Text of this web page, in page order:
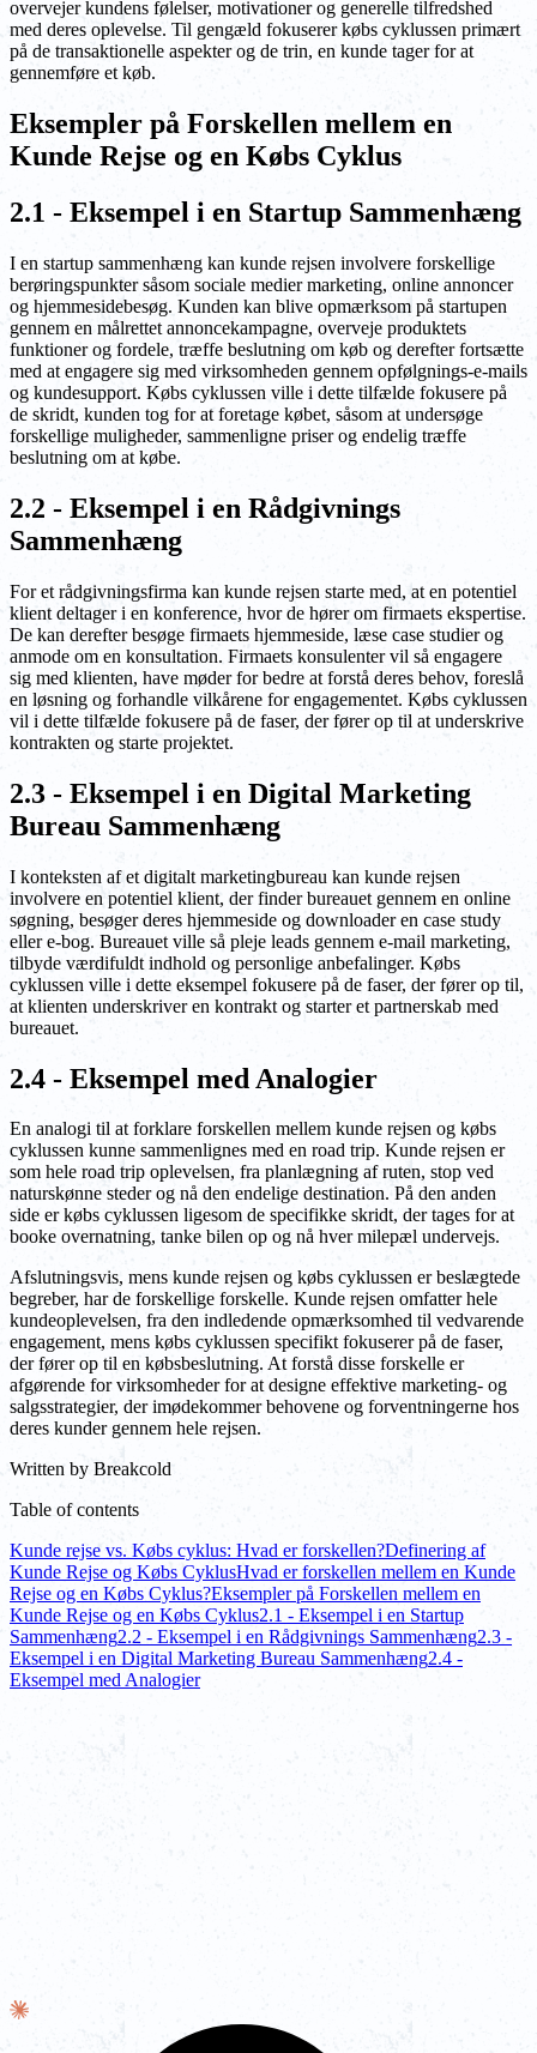
overvejer kundens følelser, motivationer og generelle tilfredshed
med deres oplevelse. Til gengæld fokuserer købs cyklussen primært
på de transaktionelle aspekter og de trin, en kunde tager for at
gennemføre et køb.
Eksempler på Forskellen mellem en
Kunde Rejse og en Købs Cyklus
2.1 - Eksempel i en Startup Sammenhæng
I en startup sammenhæng kan kunde rejsen involvere forskellige
berøringspunkter såsom sociale medier marketing, online annoncer
og hjemmesidebesøg. Kunden kan blive opmærksom på startupen
gennem en målrettet annoncekampagne, overveje produktets
funktioner og fordele, træffe beslutning om køb og derefter fortsætte
med at engagere sig med virksomheden gennem opfølgnings-e-mails
og kundesupport. Købs cyklussen ville i dette tilfælde fokusere på
de skridt, kunden tog for at foretage købet, såsom at undersøge
forskellige muligheder, sammenligne priser og endelig træffe
beslutning om at købe.
2.2 - Eksempel i en Rådgivnings
Sammenhæng
For et rådgivningsfirma kan kunde rejsen starte med, at en potentiel
klient deltager i en konference, hvor de hører om firmaets ekspertise.
De kan derefter besøge firmaets hjemmeside, læse case studier og
anmode om en konsultation. Firmaets konsulenter vil så engagere
sig med klienten, have møder for bedre at forstå deres behov, foreslå
en løsning og forhandle vilkårene for engagementet. Købs cyklussen
vil i dette tilfælde fokusere på de faser, der fører op til at underskrive
kontrakten og starte projektet.
2.3 - Eksempel i en Digital Marketing
Bureau Sammenhæng
I konteksten af et digitalt marketingbureau kan kunde rejsen
involvere en potentiel klient, der finder bureauet gennem en online
søgning, besøger deres hjemmeside og downloader en case study
eller e-bog. Bureauet ville så pleje leads gennem e-mail marketing,
tilbyde værdifuldt indhold og personlige anbefalinger. Købs
cyklussen ville i dette eksempel fokusere på de faser, der fører op til,
at klienten underskriver en kontrakt og starter et partnerskab med
bureauet.
2.4 - Eksempel med Analogier
En analogi til at forklare forskellen mellem kunde rejsen og købs
cyklussen kunne sammenlignes med en road trip. Kunde rejsen er
som hele road trip oplevelsen, fra planlægning af ruten, stop ved
naturskønne steder og nå den endelige destination. På den anden
side er købs cyklussen ligesom de specifikke skridt, der tages for at
booke overnatning, tanke bilen op og nå hver milepæl undervejs.
Afslutningsvis, mens kunde rejsen og købs cyklussen er beslægtede
begreber, har de forskellige forskelle. Kunde rejsen omfatter hele
kundeoplevelsen, fra den indledende opmærksomhed til vedvarende
engagement, mens købs cyklussen specifikt fokuserer på de faser,
der fører op til en købsbeslutning. At forstå disse forskelle er
afgørende for virksomheder for at designe effektive marketing- og
salgsstrategier, der imødekommer behovene og forventningerne hos
deres kunder gennem hele rejsen.
Written by Breakcold
Table of contents
Kunde rejse vs. Købs cyklus: Hvad er forskellen?Definering af
Kunde Rejse og Købs CyklusHvad er forskellen mellem en Kunde
Rejse og en Købs Cyklus?Eksempler på Forskellen mellem en
Kunde Rejse og en Købs Cyklus2.1 - Eksempel i en Startup
Sammenhæng2.2 - Eksempel i en Rådgivnings Sammenhæng2.3 -
Eksempel i en Digital Marketing Bureau Sammenhæng2.4 -
Eksempel med Analogier